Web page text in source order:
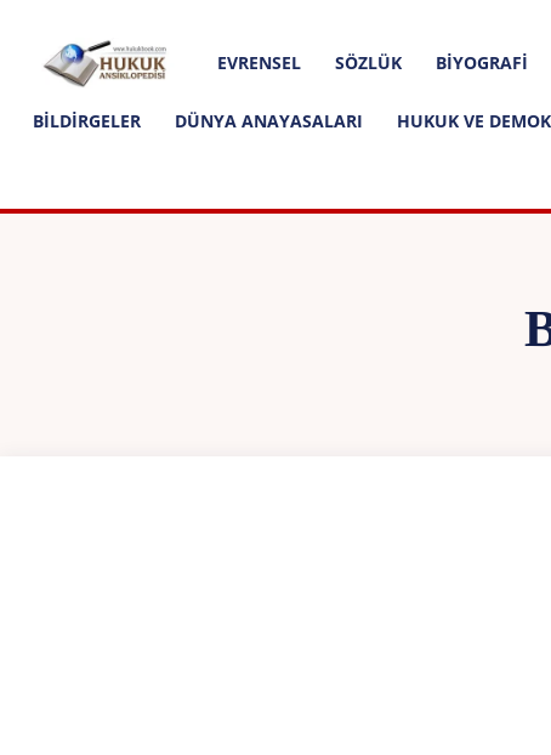
Hukuk
Ansiklopedisi
EVRENSEL SÖZLÜK BIYOGRAFI
BILDIRGELER DÜNYA ANAYASALARI HUKUK VE